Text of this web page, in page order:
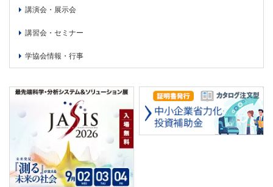
講演会・展示会
講習会・セミナー
学協会情報・行事